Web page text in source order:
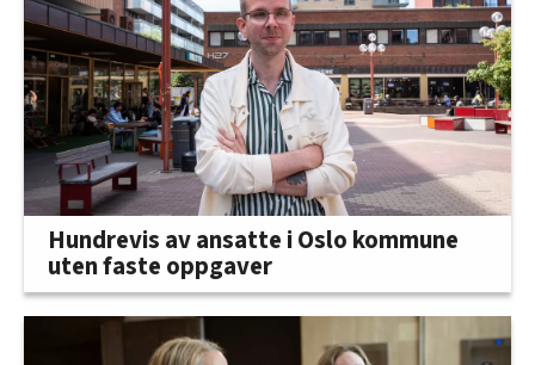
Hundrevis av ansatte i Oslo kommune
uten faste oppgaver